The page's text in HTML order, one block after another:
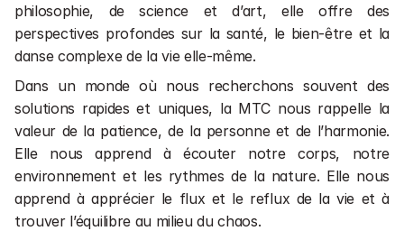
philosophie, de science et d’art, elle offre des
perspectives profondes sur la santé, le bien-être et la
danse complexe de la vie elle-même.
Dans un monde où nous recherchons souvent des
solutions rapides et uniques, la MTC nous rappelle la
valeur de la patience, de la personne et de l’harmonie.
Elle nous apprend à écouter notre corps, notre
environnement et les rythmes de la nature. Elle nous
apprend à apprécier le flux et le reflux de la vie et à
trouver l’équilibre au milieu du chaos.